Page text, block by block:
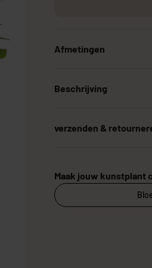
Afmetingen
Beschrijving
verzenden &
Maak jouw kunstplant